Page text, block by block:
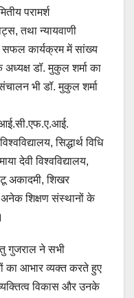
परामर्श
तथा न्यायवाणी
सफल कार्यक्रम में सांख्य
डॉ. मुकुल शर्मा का
भी डॉ. मुकुल शर्मा
आई.सी.एफ.ए.आई.
सिद्धार्थ विधि
देवी विश्वविद्यालय,
अकादमी, शिखर
शिक्षण संस्थानों के
गुजराल ने सभी
का आभार व्यक्त करते हुए
विकास और उनके